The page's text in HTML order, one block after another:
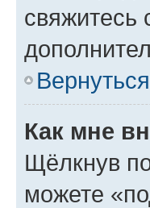
свяжитесь
Как мне
Щёлкнув
можете